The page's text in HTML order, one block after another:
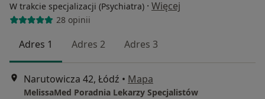
W trakcie specjalizacji (Psychiatra) · Więcej
28 opinii
Adres 1 Adres 2 Adres 3
Narutowicza 42, Łódź • Mapa
MelissaMed Poradnia Lekarzy Specjalistów